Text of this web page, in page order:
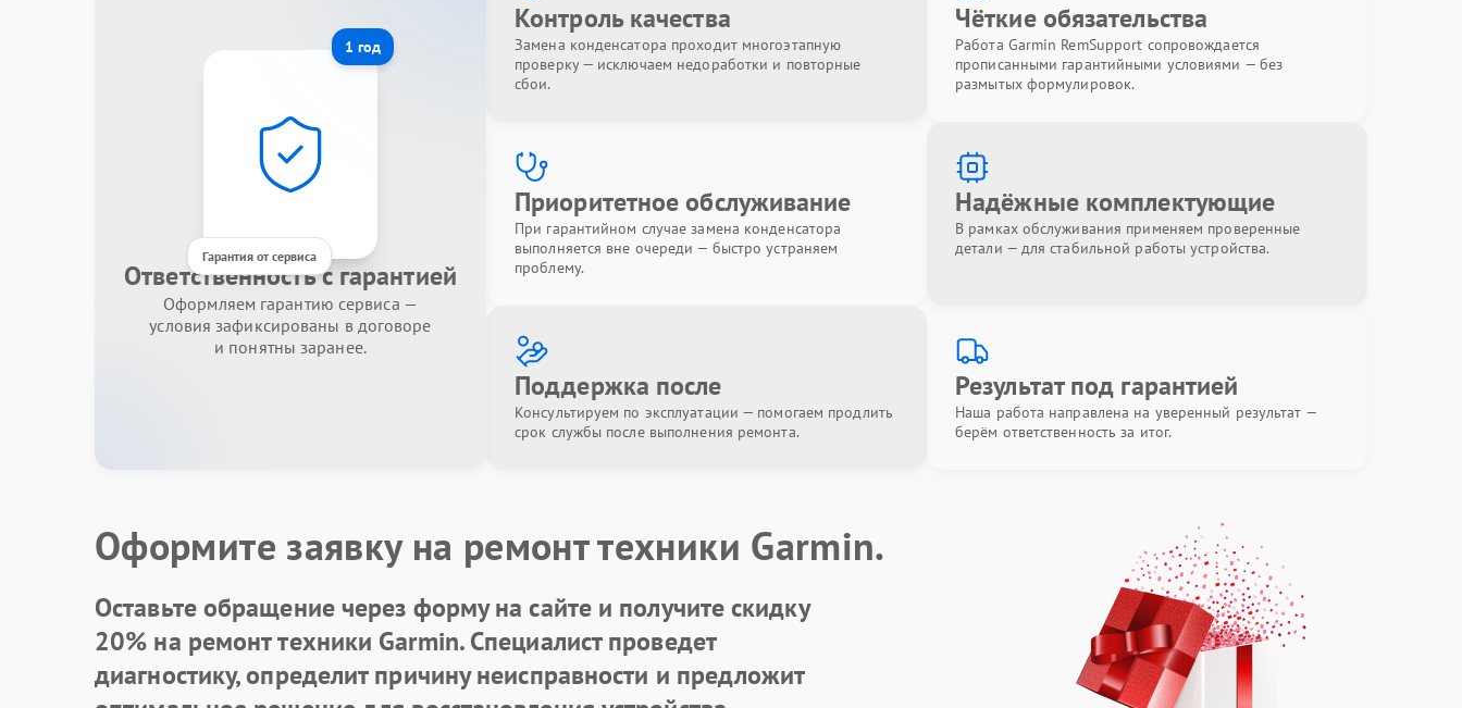
1 год
Гарантия от сервиса
Ответственность с гарантией
Оформляем гарантию сервиса —
условия зафиксированы в договоре
и понятны заранее.
Контроль качества
Замена конденсатора проходит многоэтапную
проверку — исключаем недоработки и повторные
сбои.
Чёткие обязательства
Работа Garmin RemSupport сопровождается
прописанными гарантийными условиями — без
размытых формулировок.
Приоритетное обслуживание
При гарантийном случае замена конденсатора
выполняется вне очереди — быстро устраняем
проблему.
Надёжные комплектующие
В рамках обслуживания применяем проверенные
детали — для стабильной работы устройства.
Поддержка после
Консультируем по эксплуатации — помогаем продлить
срок службы после выполнения ремонта.
Результат под гарантией
Наша работа направлена на уверенный результат —
берём ответственность за итог.
Оформите заявку на ремонт техники Garmin.
Оставьте обращение через форму на сайте и получите скидку
20% на ремонт техники Garmin. Специалист проведет
диагностику, определит причину неисправности и предложит